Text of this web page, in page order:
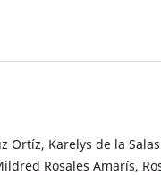
Ortíz, Karelys de la
Rosales Amarís,